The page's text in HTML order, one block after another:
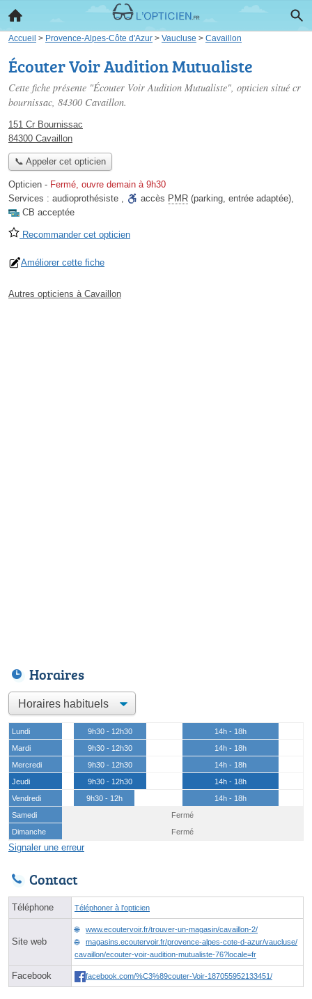
Accueil > Provence-Alpes-Côte d'Azur > Vaucluse > Cavaillon
Écouter Voir Audition Mutualiste
Cette fiche présente "Écouter Voir Audition Mutualiste", opticien situé cr
bournissac, 84300 Cavaillon.
151 Cr Bournissac
84300 Cavaillon
📞 Appeler cet opticien
Opticien - Fermé, ouvre demain à 9h30
Services : audioprothésiste , accès PMR (parking, entrée adaptée),
CB acceptée
Recommander cet opticien
Améliorer cette fiche
Autres opticiens à Cavaillon
Horaires
Lundi 9h30 - 12h30
14h - 18h
Mardi
9h30 - 12h30
14h - 18h
Mercredi
9h30 - 12h30
14h - 18h
Jeudi
9h30 - 12h30
14h - 18h
Vendredi
9h30 - 12h
14h - 18h
Samedi
Fermé
Dimanche
Fermé
Signaler une erreur
Contact
Téléphone Téléphoner à l'opticien
Site web
www.ecoutervoir.fr/trouver-un-magasin/cavaillon-2/
magasins.ecoutervoir.fr/provence-alpes-cote-d-azur/vaucluse/
cavaillon/ecouter-voir-audition-mutualiste-76?locale=fr
Facebook facebook.com/%C3%89couter-Voir-187055952133451/